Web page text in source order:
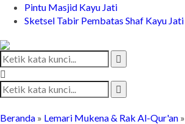
Pintu Masjid Kayu Jati
Sketsel Tabir Pembatas Shaf Kayu Jati
Beranda » Lemari Mukena & Rak Al-Qur'an »